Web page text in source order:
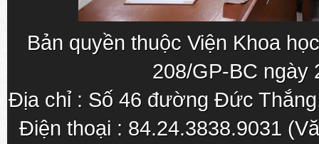
Bản quyền thuộc Viện Khoa
208/GP-BC ngày
Địa chỉ : Số 46 đường Đức
Điện thoại : 84.24.3838.9031